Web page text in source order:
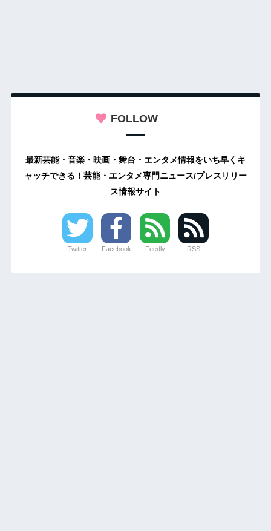
FOLLOW
最新芸能・音楽・映画・舞台・エンタメ情報をいち早くキ
ャッチできる！芸能・エンタメ専門ニュース/プレスリリー
ス情報サイト
Twitter Facebook Feedly RSS